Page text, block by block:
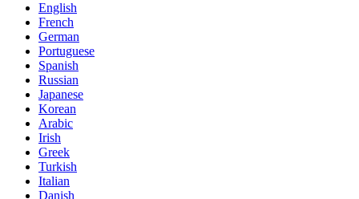
English
French
German
Portuguese
Spanish
Russian
Japanese
Korean
Arabic
Irish
Greek
Turkish
Italian
Danish